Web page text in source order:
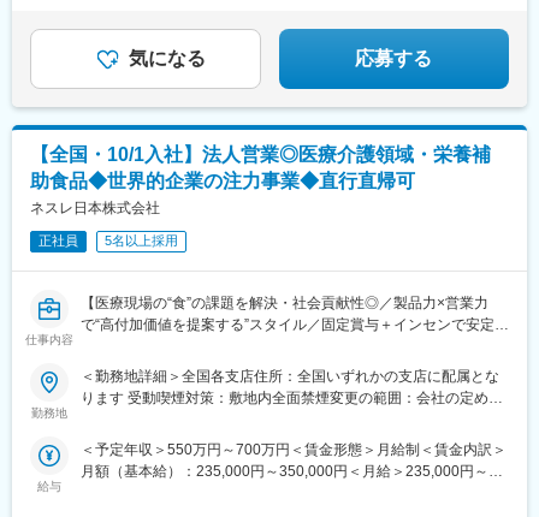
羽島市役所前駅、岐阜羽島駅、岐阜駅、大垣駅、穂積駅、西岐阜
駅、新鵜沼駅、千葉駅、柏駅、松戸駅、市川駅、海浜幕張駅、栗
林公園駅、高松駅(香川県)、瓦町駅、高松築港駅、坂出駅、丸亀
駅、偕楽園駅、研究学園駅、牛久駅、水戸駅、取手駅、守谷駅、
つくば駅、土浦駅、工機前駅、日立駅、白山駅(新潟県)、すすきの
駅、北２４条駅、北広島駅、東尾道駅、福山駅、尾道駅、松永
駅、備後赤坂駅、市立体育館前駅、熊本駅、新水前寺駅、上熊本
駅(路面電車)、新越谷駅、北与野駅、上熊谷駅、川越市駅、南新宿
駅、新宿西口駅、神泉駅、東池袋駅、麹町駅、二重橋前駅、秋津
駅、北品川駅、東日本橋駅、金町駅(東京都)、牛田駅(東京都)、府
八幡駅、大崎広小路駅、有楽町駅、大門駅(東京都)、千川駅、代田
橋駅、新高島駅、川崎駅、新丸子駅、登戸駅、日本大通り駅、高
西中島南方駅、大阪梅田駅(阪急線)、大阪阿部野橋駅、野田阪神
駅、大阪ビジネスパーク駅、本町駅、大阪梅田駅(阪神線)、近鉄日
駅、伏屋駅、本山駅(愛知県)、名古屋駅、西高蔵駅、丸の内駅(愛
知県)、新豊橋駅、上前津駅、名鉄一宮駅、小田井駅、森下駅(愛知
駅、国立駅、神保町駅、九段下駅、浜松町駅、五反田駅、要町
駅、笹塚駅、武蔵砂川駅、淵野辺駅、愛甲石田駅、新羽駅、善行
模原駅、鶴見駅、上大岡駅、桜木町駅、小田原駅、長津田駅、海
老名駅(相模線)、あざみ野駅、本厚木駅、新百合ケ丘駅、相模大野
駅、寺田町駅、新大阪駅、梅田駅(地下鉄)、天王寺駅、野田駅(阪
神線)、京橋駅(大阪府)、堺筋本町駅、和泉府中駅、鶴橋駅、東梅
田駅、桜ノ宮駅、天王寺駅前駅、日本橋駅(大阪府)、大阪難波駅、
高槻駅、新今宮駅前駅、北野田駅、西梅田駅、森ノ宮駅、谷町六
丁目駅、新今宮駅、茨木駅、西大橋駅、都島駅、天下茶屋駅、淀
屋橋駅、緑地公園駅、大阪上本町駅、枚方市駅、肥後橋駅、弁天
町駅、南方駅(大阪府)、玉造駅、十三駅、住道駅、堺東駅、西九条
駅、長田駅(大阪府)、春田駅、覚王山駅、知立駅、近鉄名古屋駅、
が丘駅(愛知県)、尾張一宮駅、戸田駅(愛知県)、上小田井駅、東岡
崎駅、大曽根駅、神宮前駅、豊田市駅、三郷駅(愛知県)、一社駅、
駅、西春駅、塩釜口駅、大元駅、岡山駅、中庄駅、東岡山駅、西
大寺駅、新倉敷駅、上島駅、浜松駅、曳馬駅、天竜川駅、助信
気になる 応募する
【全国・10/1入社】法人営業◎医療介護領域・栄養補
助食品◆世界的企業の注力事業◆直行直帰可
ネスレ日本株式会社
正社員 5名以上採用
仕事内容
【医療現場の“食”の課題を解決・社会貢献性◎／製品力×営業力
で“高付加価値を提案する”スタイル／固定賞与＋インセンで安定収
年休123日・土日祝休】
■業務内容
える真の課題を”食”の観点から解決するためのソリューション提案
を行います。
勤務地
＜勤務地詳細＞全国各支店住所：全国いずれかの支店に配属とな
ります 受動喫煙対策：敷地内全面禁煙変更の範囲：会社の定める
給与
＜予定年収＞550万円～700万円＜賃金形態＞月給制＜賃金内訳＞
月額（基本給）：235,000円～350,000円＜月給＞235,000円～